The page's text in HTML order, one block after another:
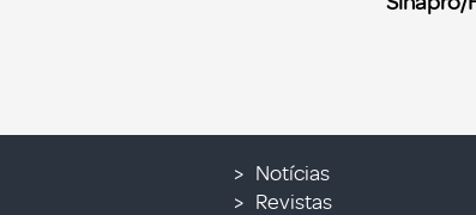
Notícias
Revistas